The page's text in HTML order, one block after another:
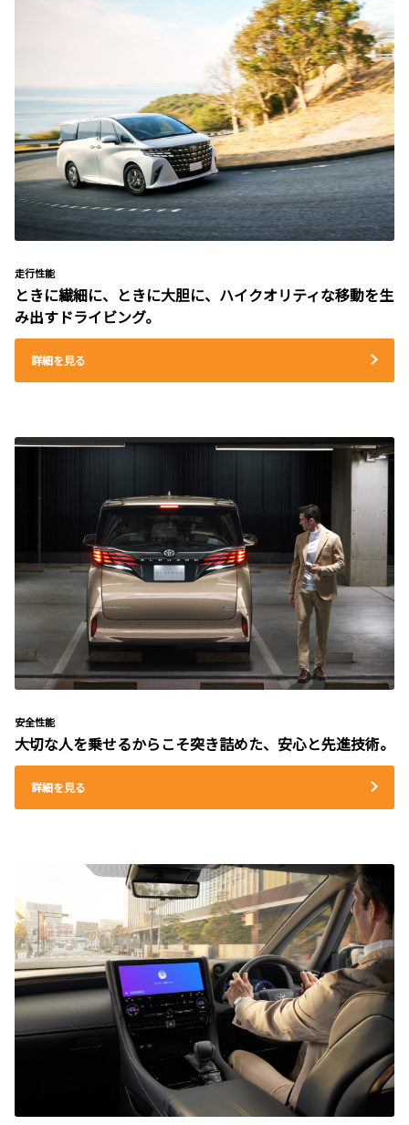
走行性能
ときに繊細に、ときに大胆に、ハイクオリティな移動を生
み出すドライビング。
詳細を見る
安全性能
大切な人を乗せるからこそ突き詰めた、安心と先進技術。
詳細を見る